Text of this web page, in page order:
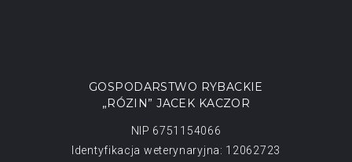
GOSPODARSTWO RYBACKIE
„RÓZIN” JACEK KACZOR
NIP 6751154066
Identyfikacja weterynaryjna: 12062723